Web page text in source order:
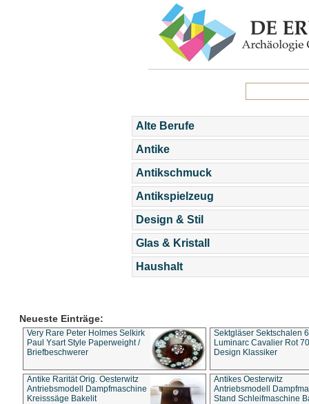
Alte Berufe
Antike
Antikschmuck
Antikspielzeug
Design & Stil
Glas & Kristall
Haushalt
Neueste Einträge:
Very Rare Peter Holmes Selkirk
Paul Ysart Style Paperweight /
Briefbeschwerer
Sektgläser Sektschalen
Luminarc Cavalier Rot
Design Klassiker
Antike Rarität Orig. Oesterwitz
Antriebsmodell Dampfmaschine
Kreisssäge Bakelit
Antikes Oesterwitz
Antriebsmodell
Stand Schleifmaschine